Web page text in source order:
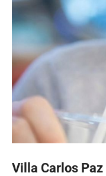
Villa Carlos Paz